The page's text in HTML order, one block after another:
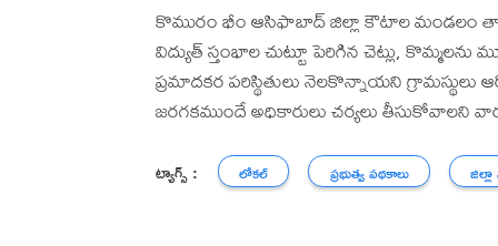
కొమురం భీం ఆసిఫాబాద్ జిల్లా కౌటాల మండలం తాటి
విద్యుత్ స్తంభాల చుట్టూ పెరిగిన చెట్లు,
ప్రమాదకర పరిస్థితులు నెలకొన్నాయని
జరగకముందే అధికారులు చర్యలు తీసుకోవాలని
ట్యాగ్స్ : లోకల్ ప్రభుత్వ పథకాలు జిల్లా